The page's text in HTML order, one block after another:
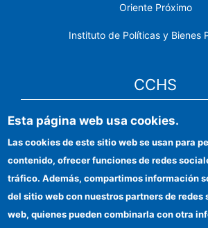
Oriente Próximo
Instituto de Políticas y Bienes
CCHS
Sede electrónica CSIC
Identidad institucional
Información para
Ayudas FEDER
Esta página web usa cookies.
Las cookies de este sitio web se usan para
contenido, ofrecer funciones de redes
tráfico. Además, compartimos información
del sitio web con nuestros partners de redes
web, quienes pueden combinarla con otra